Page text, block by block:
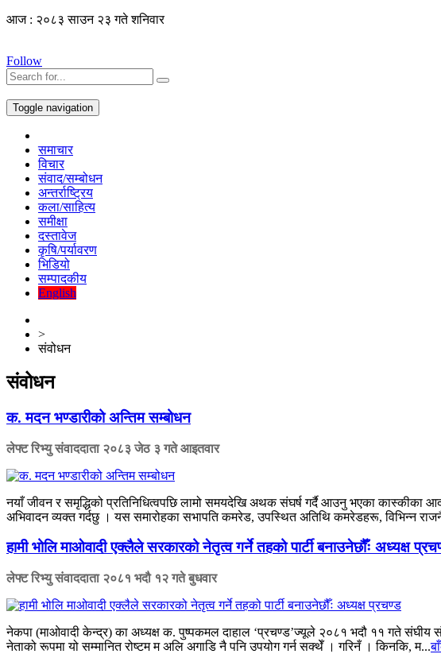
आज : २०८३ साउन २३ गते शनिवार
Follow
Toggle navigation
समाचार
विचार
संवाद/सम्बोधन
अन्तर्राष्ट्रिय
कला/साहित्य
समीक्षा
दस्तावेज
कृषि/पर्यावरण
भिडियो
सम्पादकीय
English
>
संवोधन
संवोधन
क. मदन भण्डारीको अन्तिम सम्बोधन
लेफ्ट रिभ्यु संवाददाता २०८३ जेठ ३ गते आइतवार
नयाँ जीवन र समृद्धिको प्रतिनिधित्वपछि लामो समयदेखि अथक संघर्ष गर्दै आउनु भएका कास्कीका
अभिवादन व्यक्त गर्दछु । यस समारोहका सभापति कमरेड, उपस्थित अतिथि कमरेडहरू, विभिन्न
हामी भोलि माओवादी एक्लैले सरकारको नेतृत्व गर्ने तहको पार्टी बनाउनेछौँः अध्यक्ष
लेफ्ट रिभ्यु संवाददाता २०८१ भदौ १२ गते बुधवार
नेकपा (माओवादी केन्द्र) का अध्यक्ष क. पुष्पकमल दाहाल ‘प्रचण्ड’ज्यूले २०८१ भदौ ११ गते संघीय
नेताको रूपमा यो सम्मानित रोष्टम म अलि अगाडि नै पनि उपयोग गर्न सक्थेँ । गरिनँ । किनकि, म...